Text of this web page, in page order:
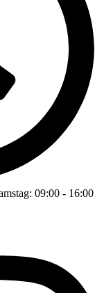
09:00 - 16:00